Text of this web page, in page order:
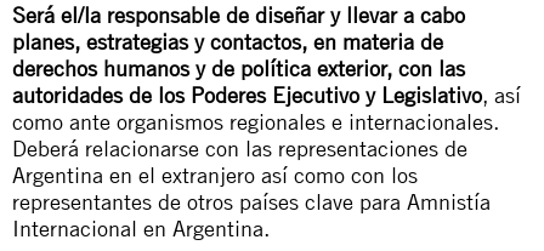
Será el/la responsable de diseñar y llevar a cabo
planes, estrategias y contactos, en materia de
derechos humanos y de política exterior, con las
autoridades de los Poderes Ejecutivo y Legislativo, así
como ante organismos regionales e internacionales.
Deberá relacionarse con las representaciones de
Argentina en el extranjero así como con los
representantes de otros países clave para Amnistía
Internacional en Argentina.